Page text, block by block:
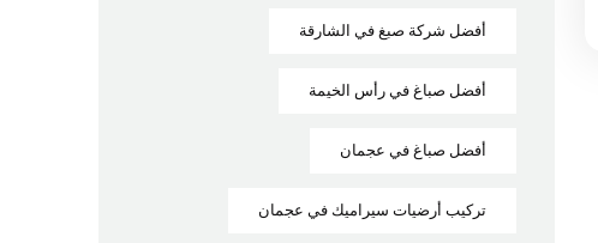
أفضل شركة صبغ في الشارقة
أفضل صباغ في رأس الخيمة
أفضل صباغ في عجمان
تركيب أرضيات سيراميك في عجمان